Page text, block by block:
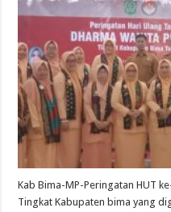
Kab Bima-MP-Peringatan HUT
Tingkat Kabupaten bima yang